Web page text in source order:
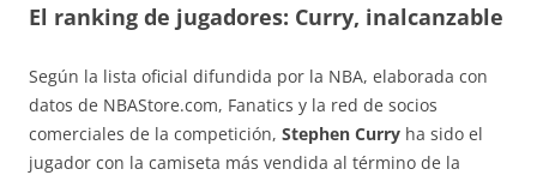
El ranking de jugadores: Curry, inalcanzable
Según la lista oficial difundida por la NBA, elaborada con
datos de NBAStore.com, Fanatics y la red de socios
comerciales de la competición, Stephen Curry ha sido el
jugador con la camiseta más vendida al término de la